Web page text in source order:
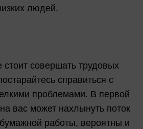
людей.
совершать трудовых
справиться с
проблемами. В первой
вас может нахлынуть поток
работы, вероятны и